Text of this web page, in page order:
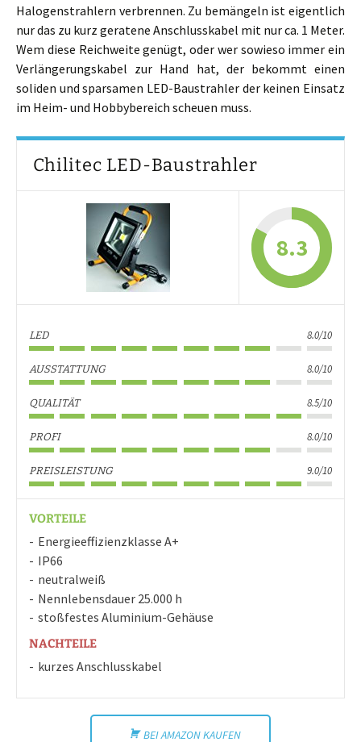
Halogenstrahlern verbrennen. Zu bemängeln ist eigentlich
nur das zu kurz geratene Anschlusskabel mit nur ca. 1 Meter.
Wem diese Reichweite genügt, oder wer sowieso immer ein
Verlängerungskabel zur Hand hat, der bekommt einen
soliden und sparsamen LED-Baustrahler der keinen Einsatz
im Heim- und Hobbybereich scheuen muss.
Chilitec LED-Baustrahler
8.3
LED 8.0/10
AUSSTATTUNG 8.0/10
QUALITÄT 8.5/10
PROFI 8.0/10
PREISLEISTUNG 9.0/10
VORTEILE
Energieeffizienzklasse A+
IP66
neutralweiß
Nennlebensdauer 25.000 h
stoßfestes Aluminium-Gehäuse
NACHTEILE
kurzes Anschlusskabel
BEI AMAZON KAUFEN